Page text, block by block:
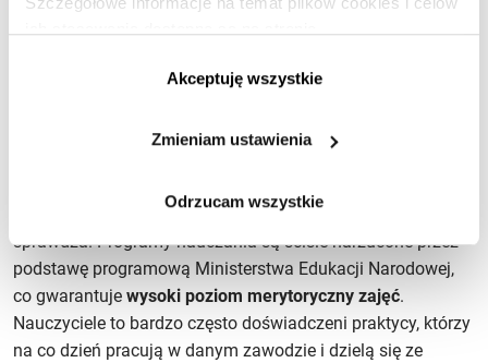
Akceptuję wszystkie
Zmieniam ustawienia
Odrzucam wszystkie
Czy brak opłat oznacza gorszą
w przypadku edukacji policealnej ta reguła zupełnie się nie
sprawdza. Programy nauczania są ściśle narzucone przez
podstawę programową Ministerstwa Edukacji Narodowej,
co gwarantuje wysoki poziom merytoryczny zajęć.
Nauczyciele to bardzo często doświadczeni praktycy, którzy
na co dzień pracują w danym zawodzie i dzielą się ze